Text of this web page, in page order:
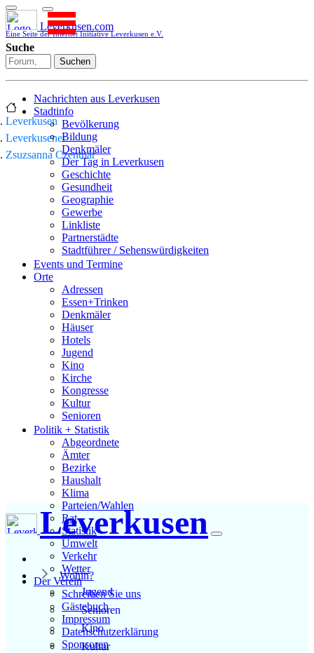
Leverkusen.com
Eine Seite der Internet Initiative Leverkusen e.V.
Suche
Suchen
Nachrichten aus Leverkusen
Stadtinfo
Bevölkerung
Bildung
Denkmäler
Der Tag in Leverkusen
Geschichte
Gesundheit
Geographie
Gewerbe
Linkliste
Partnerstädte
Stadtführer / Sehenswürdigkeiten
Stadtplan
Sport
Who is who
Wohnen
Events und Termine
Orte
Adressen
Essen+Trinken
Denkmäler
Häuser
Hotels
Jugend
Kino
Kirche
Kongresse
Kultur
Senioren
Stadtführer
Straßen
Politik + Statistik
Abgeordnete
Ämter
Bezirke
Haushalt
Klima
Parteien/Wahlen
Rat
Statistik
Umwelt
Verkehr
Wetter
Der Verein
Schreiben Sie uns
Gästebuch
Impressum
Datenschutzerklärung
Sponsoren
Leverkusen
Leverkusener
Zsuzsanna Czentnár
Leverkusen
Wohin?
Jugend
Senioren
Kino
Kultur